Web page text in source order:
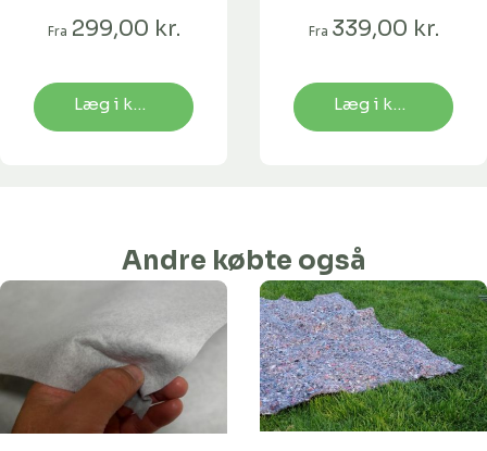
90 x 30 cm
Fra 299,00 kr.
Læg i kurv
10 varianter-150
x 15 cm
Fra 339,00 kr.
Læg i kurv
Andre købte også